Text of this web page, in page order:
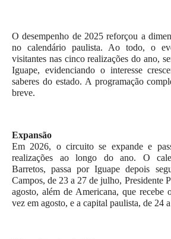
O desempenho de 2025 reforçou a
no calendário paulista. Ao todo, o
visitantes nas cinco realizações do ano,
Iguape, evidenciando o interesse
saberes do estado. A programação
breve.
Expansão
Em 2026, o circuito se expande e
realizações ao longo do ano. O
Barretos, passa por Iguape depois
Campos, de 23 a 27 de julho, Presidente
agosto, além de Americana, que recebe
vez em agosto, e a capital paulista, de 24